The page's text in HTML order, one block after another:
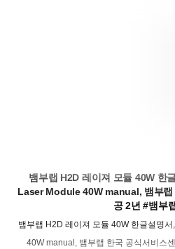
뱀부랩 H2D 레이져 모듈 40W 한
Laser Module 40W manual, 뱀부랩
공 2년 #뱀부
뱀부랩 H2D 레이져 모듈 40W 한글설명
40W manual, 뱀부랩 한국 공식서비스